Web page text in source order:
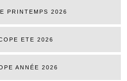
PRINTEMPS 2026
ETE 2026
ANNÉE 2026